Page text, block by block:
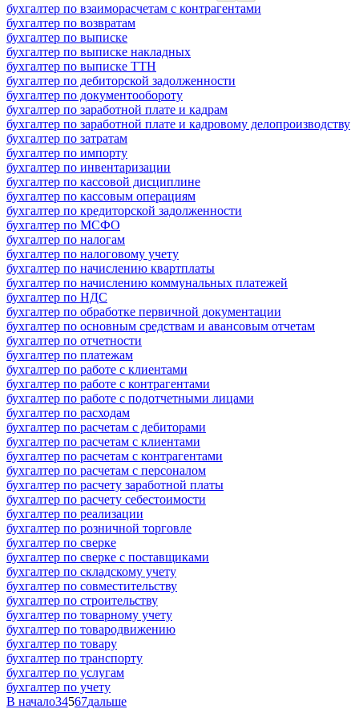
бухгалтер по взаиморасчетам с контрагентами
бухгалтер по возвратам
бухгалтер по выписке
бухгалтер по выписке накладных
бухгалтер по выписке ТТН
бухгалтер по дебиторской задолженности
бухгалтер по документообороту
бухгалтер по заработной плате и кадрам
бухгалтер по заработной плате и кадровому делопроизводству
бухгалтер по затратам
бухгалтер по импорту
бухгалтер по инвентаризации
бухгалтер по кассовой дисциплине
бухгалтер по кассовым операциям
бухгалтер по кредиторской задолженности
бухгалтер по МСФО
бухгалтер по налогам
бухгалтер по налоговому учету
бухгалтер по начислению квартплаты
бухгалтер по начислению коммунальных платежей
бухгалтер по НДС
бухгалтер по обработке первичной документации
бухгалтер по основным средствам и авансовым отчетам
бухгалтер по отчетности
бухгалтер по платежам
бухгалтер по работе с клиентами
бухгалтер по работе с контрагентами
бухгалтер по работе с подотчетными лицами
бухгалтер по расходам
бухгалтер по расчетам с дебиторами
бухгалтер по расчетам с клиентами
бухгалтер по расчетам с контрагентами
бухгалтер по расчетам с персоналом
бухгалтер по расчету заработной платы
бухгалтер по расчету себестоимости
бухгалтер по реализации
бухгалтер по розничной торговле
бухгалтер по сверке
бухгалтер по сверке с поставщиками
бухгалтер по складскому учету
бухгалтер по совместительству
бухгалтер по строительству
бухгалтер по товарному учету
бухгалтер по товародвижению
бухгалтер по товару
бухгалтер по транспорту
бухгалтер по услугам
бухгалтер по учету
В начало34567дальше